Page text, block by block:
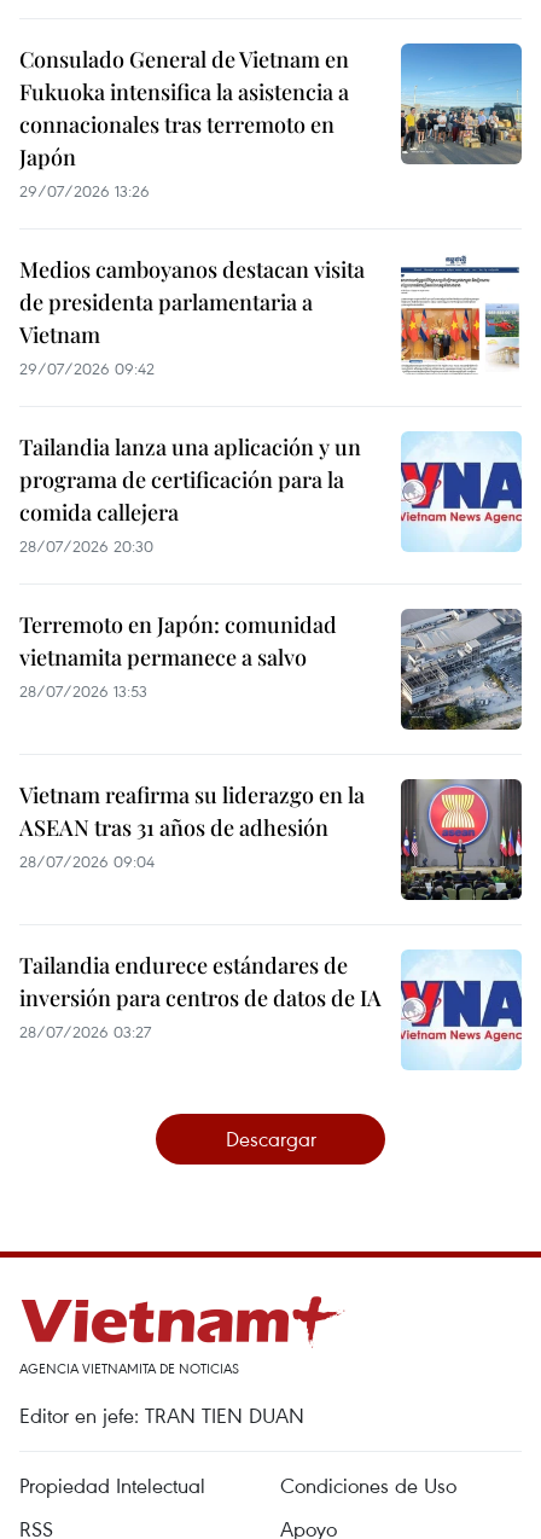
Consulado General de Vietnam en
Fukuoka intensifica la asistencia a
connacionales tras terremoto en
Japón
29/07/2026 13:26
Medios camboyanos destacan visita
de presidenta parlamentaria a
Vietnam
29/07/2026 09:42
Tailandia lanza una aplicación y un
programa de certificación para la
comida callejera
28/07/2026 20:30
Terremoto en Japón: comunidad
vietnamita permanece a salvo
28/07/2026 13:53
Vietnam reafirma su liderazgo en la
ASEAN tras 31 años de adhesión
28/07/2026 09:04
Tailandia endurece estándares de
inversión para centros de datos de IA
28/07/2026 03:27
Descargar
AGENCIA VIETNAMITA DE NOTICIAS
Editor en jefe: TRAN TIEN DUAN
Propiedad Intelectual
Condiciones de Uso
RSS
Apoyo